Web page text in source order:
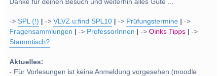
Danke für deinen Besuch und weiterhin alles Gute ...
->SPL (!) ->VLVZ u:find SPL10 -> Prüfungstermine
->
Fragensammlungen
-> ProfessorInnen ->Oinks Tipps
->
Stammtisch?
Aktuelles:
- Für Vorlesungen ist keine Anmeldung vorgesehen (moodle